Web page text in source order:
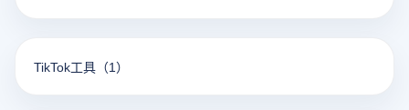
TikTok工具 （1）